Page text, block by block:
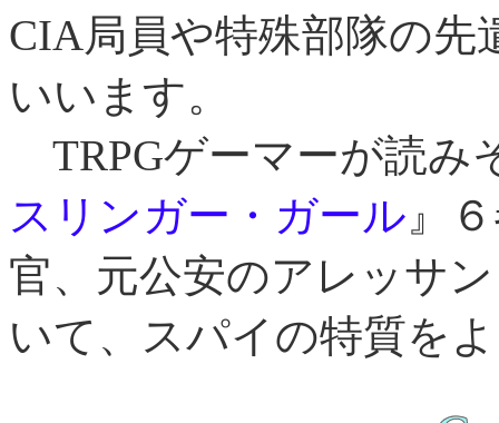
CIA局員や特殊部隊の先
いいます。
TRPGゲーマーが読み
スリンガー・ガール 』
官、元公安のアレッサ
いて、スパイの特質を